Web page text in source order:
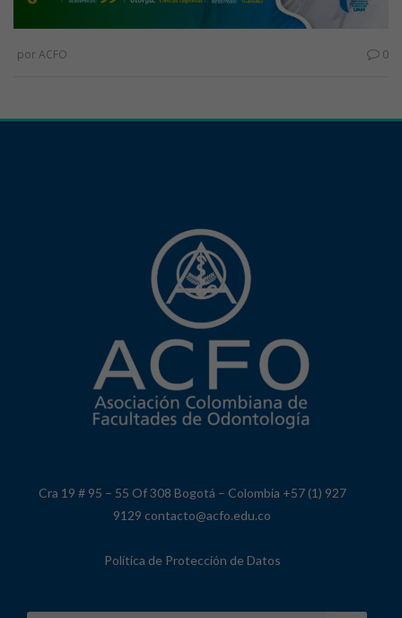
por ACFO 0
Cra 19 # 95 – 55 Of 308 Bogotá – Colombia +57 (1) 927
9129 contacto@acfo.edu.co
Política de Protección de Datos